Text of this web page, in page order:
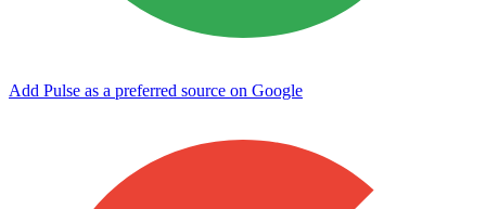
Add Pulse as a preferred source on Google